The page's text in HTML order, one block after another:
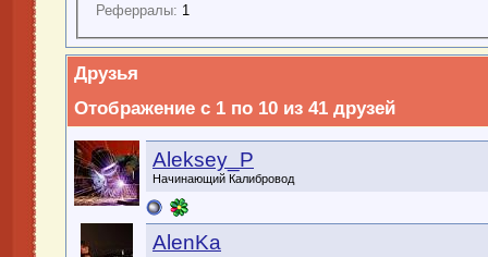
Реферралы: 1
Друзья
Отображение с 1 по 10 из 41 друзей
Aleksey_P
Начинающий Калибровод
AlenKa